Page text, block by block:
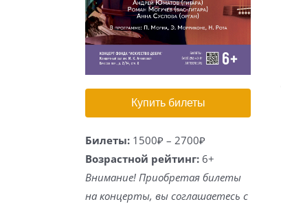
Купить билеты
Билеты: 1500₽ – 2700₽
Возрастной рейтинг:6+
Внимание! Приобретая билеты
на концерты, вы соглашаетесь с